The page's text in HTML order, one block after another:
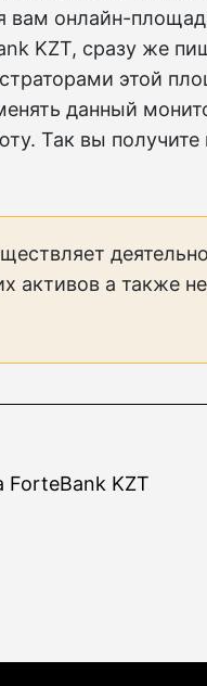
вам онлайн-
KZT, сразу же
этой
данный
Так вы
активов а также
ForteBank KZT